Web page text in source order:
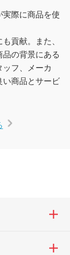
実際に商品を使
貢献。また、
の背景にある
フ、メーカ
い商品とサービ